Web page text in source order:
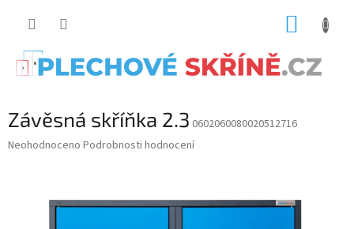
Závěsná skříňka 2.3 0602060080020512716
Průměrné
Neohodnoceno Podrobnosti hodnocení